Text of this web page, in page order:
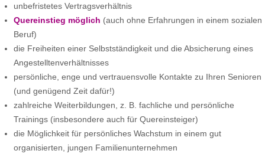
unbefristetes Vertragsverhältnis
Quereinstieg möglich (auch ohne Erfahrungen in einem sozialen
Beruf)
die Freiheiten einer Selbstständigkeit und die Absicherung eines
Angestelltenverhältnisses
persönliche, enge und vertrauensvolle Kontakte zu Ihren Senioren
(und genügend Zeit dafür!)
zahlreiche Weiterbildungen, z. B. fachliche und persönliche
Trainings (insbesondere auch für Quereinsteiger)
die Möglichkeit für persönliches Wachstum in einem gut
organisierten, jungen Familienunternehmen